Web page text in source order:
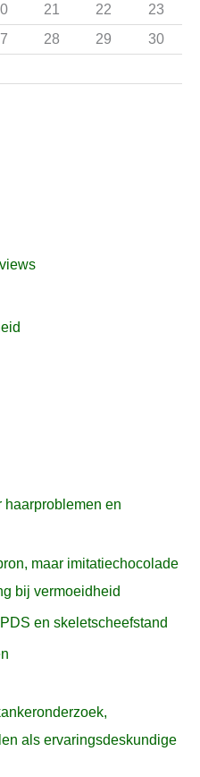
21 22
23
28 29
30
haarproblemen en
maar imitatiechocolade
bij vermoeidheid
en skeletscheefstand
als ervaringsdeskundige